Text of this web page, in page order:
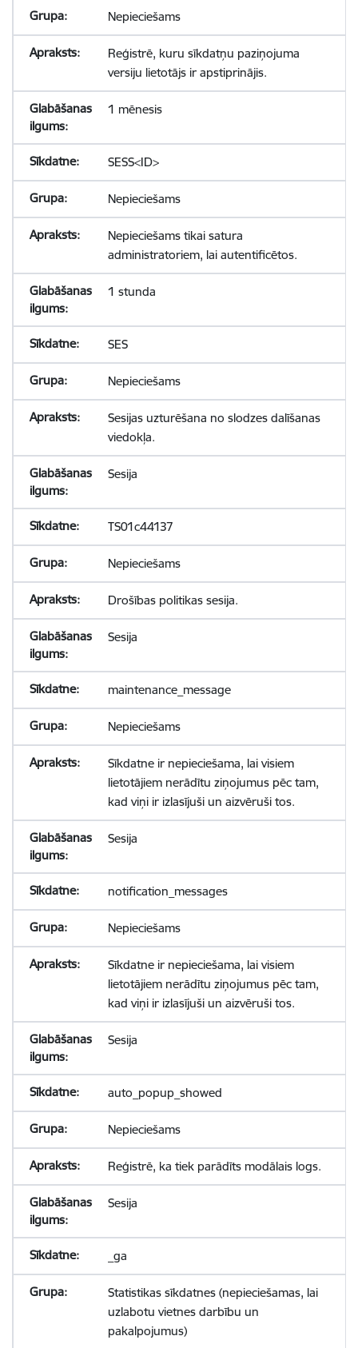
Nepieciešams
Reģistrē, kuru sīkdatņu paziņojuma
versiju lietotājs ir apstiprinājis.
1 mēnesis
SESS<ID>
Nepieciešams
Nepieciešams tikai satura
administratoriem, lai autentificētos.
1 stunda
SES
Nepieciešams
Sesijas uzturēšana no slodzes dalīšanas
viedokļa.
Sesija
TS01c44137
Nepieciešams
Drošības politikas sesija.
Sesija
maintenance_message
Nepieciešams
Sīkdatne ir nepieciešama, lai visiem
lietotājiem nerādītu ziņojumus pēc tam,
kad viņi ir izlasījuši un aizvēruši tos.
Sesija
notification_messages
Nepieciešams
Sīkdatne ir nepieciešama, lai visiem
lietotājiem nerādītu ziņojumus pēc tam,
kad viņi ir izlasījuši un aizvēruši tos.
Sesija
auto_popup_showed
Nepieciešams
Reģistrē, ka tiek parādīts modālais logs.
Sesija
_ga
Statistikas sīkdatnes (nepieciešamas, lai
uzlabotu vietnes darbību un
pakalpojumus)